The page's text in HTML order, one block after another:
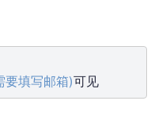
要填写邮箱)可见